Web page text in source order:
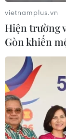
vietnamplus.vn
Hiện trường
Gòn khiến